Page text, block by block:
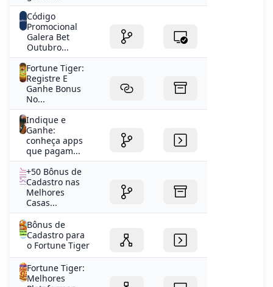
Código
Promocional
Galera Bet
Outubro...
Fortune Tiger:
Registre E
Ganhe Bonus
No...
Indique e
Ganhe:
conheça apps
que pagam...
+50 Bônus de
Cadastro nas
Melhores
Casas...
Bônus de
Cadastro para
o Fortune Tiger
Fortune Tiger:
Melhores